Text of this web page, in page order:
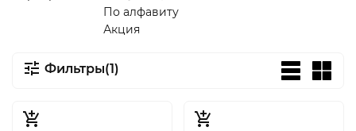
По алфавиту
Акция
Фильтры(1)